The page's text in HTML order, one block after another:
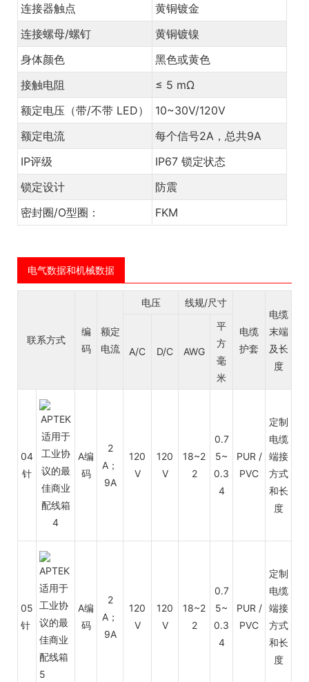
连接器触点
黄铜镀金
连接螺母/螺钉
黄铜镀镍
身体颜色
黑色或黄色
接触电阻
≤ 5 mΩ
额定电压（带/不带 LED）
10~30V/120V
额定电流
每个信号2A，总共9A
IP评级
IP67 锁定状态
锁定设计
防震
密封圈/O型圈：
FKM
电气数据和机械数据
联系方式
编
码
额定
电流
电压 线规/尺寸
电缆
护套
电缆
末端
及长
度
A/C D/C AWG
平
方
毫
米
04
针
A编
码
2
A；
9A
120
V
120
V
18~2
2
0.7
5~
0.3
4
PUR /
PVC
定制
电缆
端接
方式
和长
度
05
针
A编
码
2
A；
9A
120
V
120
V
18~2
2
0.7
5~
0.3
4
PUR /
PVC
定制
电缆
端接
方式
和长
度